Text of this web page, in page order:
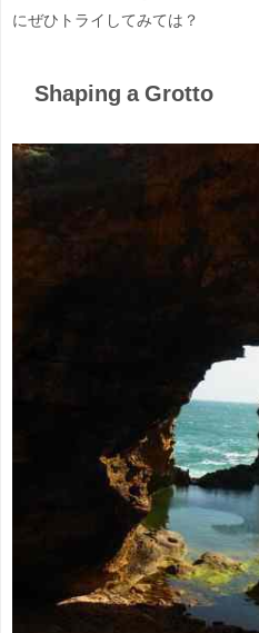
にぜひトライしてみては？
Shaping a Grotto